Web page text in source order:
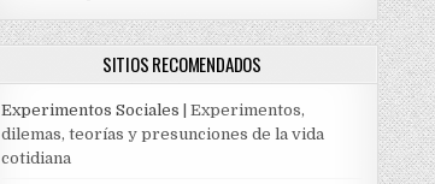
SITIOS RECOMENDADOS
Experimentos Sociales | Experimentos,
dilemas, teorías y presunciones de la vida
cotidiana